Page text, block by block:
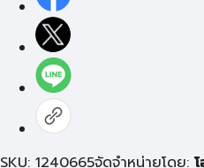
SKU: 1240665จัดจำหน่ายโดย: